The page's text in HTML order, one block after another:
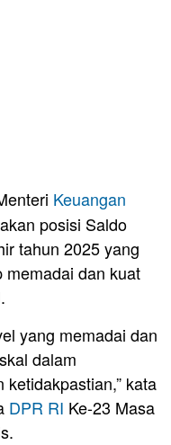
Keuangan
posisi Saldo
tahun 2025 yang
memadai dan kuat
yang memadai dan
dalam
kata
DPR RI Ke-23 Masa